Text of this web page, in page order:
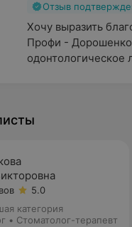
Отзыв
Хочу выразить
Профи - Дорошенко
одонтологическое
5.0
категория
• Стоматолог-терапевт